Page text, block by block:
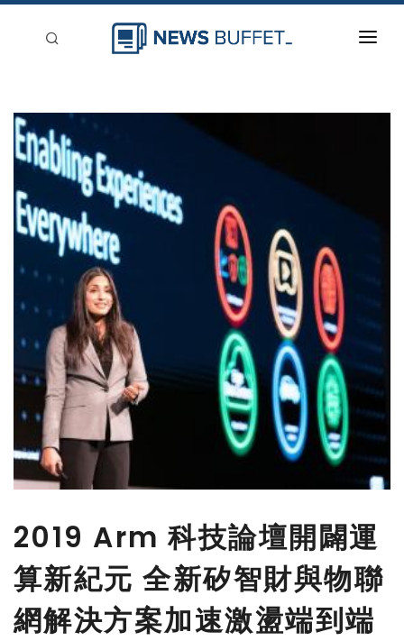
新聞稿分類
登入
2019 Arm 科技論壇開闢運
算新紀元 全新矽智財與物聯
網解決方案加速激盪端到端